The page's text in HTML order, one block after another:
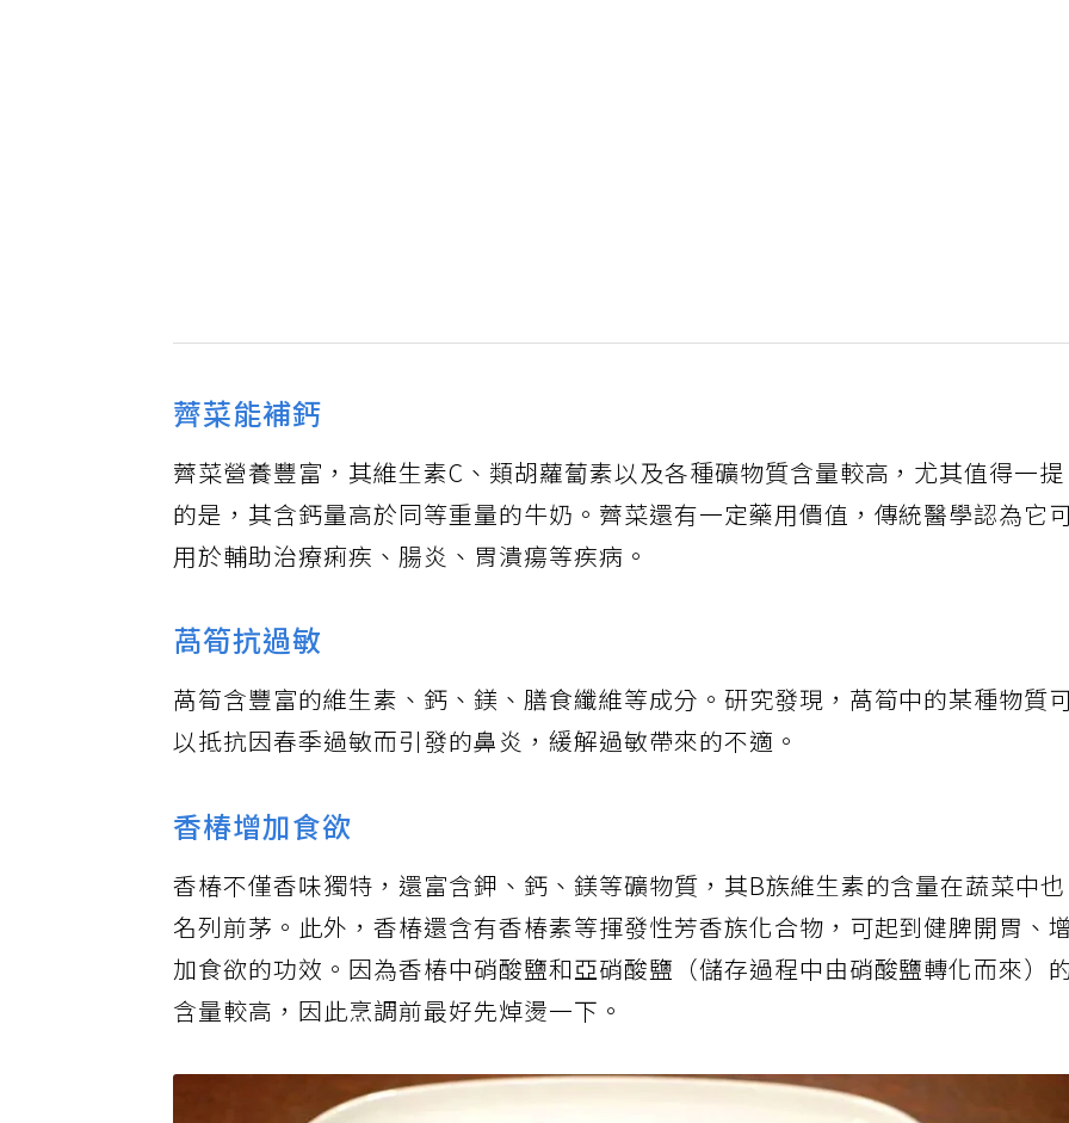
薺菜能補鈣
薺菜營養豐富，其維生素C、類胡蘿蔔素以及各種礦物質含量較高，尤其值得一提
的是，其含鈣量高於同等重量的牛奶。薺菜還有一定藥用價值，傳統醫學認為它可
用於輔助治療痢疾、腸炎、胃潰瘍等疾病。
萵筍抗過敏
萵筍含豐富的維生素、鈣、鎂、膳食纖維等成分。研究發現，萵筍中的某種物質可
以抵抗因春季過敏而引發的鼻炎，緩解過敏帶來的不適。
香椿增加食欲
香椿不僅香味獨特，還富含鉀、鈣、鎂等礦物質，其B族維生素的含量在蔬菜中也
名列前茅。此外，香椿還含有香椿素等揮發性芳香族化合物，可起到健脾開胃、增
加食欲的功效。因為香椿中硝酸鹽和亞硝酸鹽（儲存過程中由硝酸鹽轉化而來）的
含量較高，因此烹調前最好先焯燙一下。